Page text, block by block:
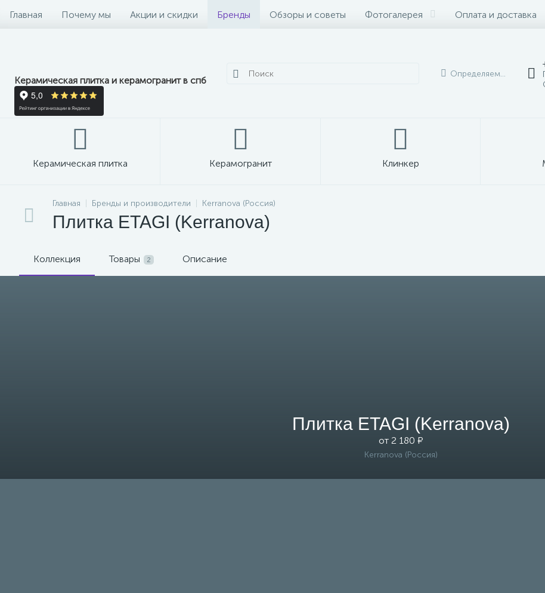
Главная Почему мы Акции и скидки Бренды Обзоры и советы Фотогалерея Оплата и доставка
Керамическая плитка и керамогранит в спб
Определяем...
Керамическая плитка Керамогранит Клинкер
Главная Бренды и производители Kerranova (Россия)
Плитка ETAGI (Kerranova)
Коллекция Товары 2 Описание
Плитка ETAGI (Kerranova)
от 2 180 ₽
Kerranova (Россия)